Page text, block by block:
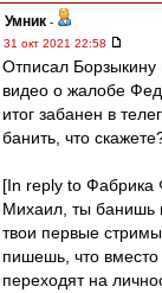
Умник -
31 окт 2021 22:58
Отписал Борзыкину
видео о жалобе
итог забанен в
банить, что
[In reply to Фабрика
Михаил, ты банишь
твои первые
пишешь, что
переходят на